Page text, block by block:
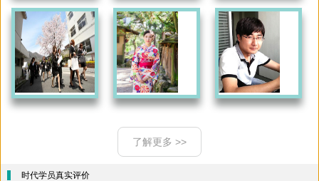
了解更多 >>
时代学员真实评价